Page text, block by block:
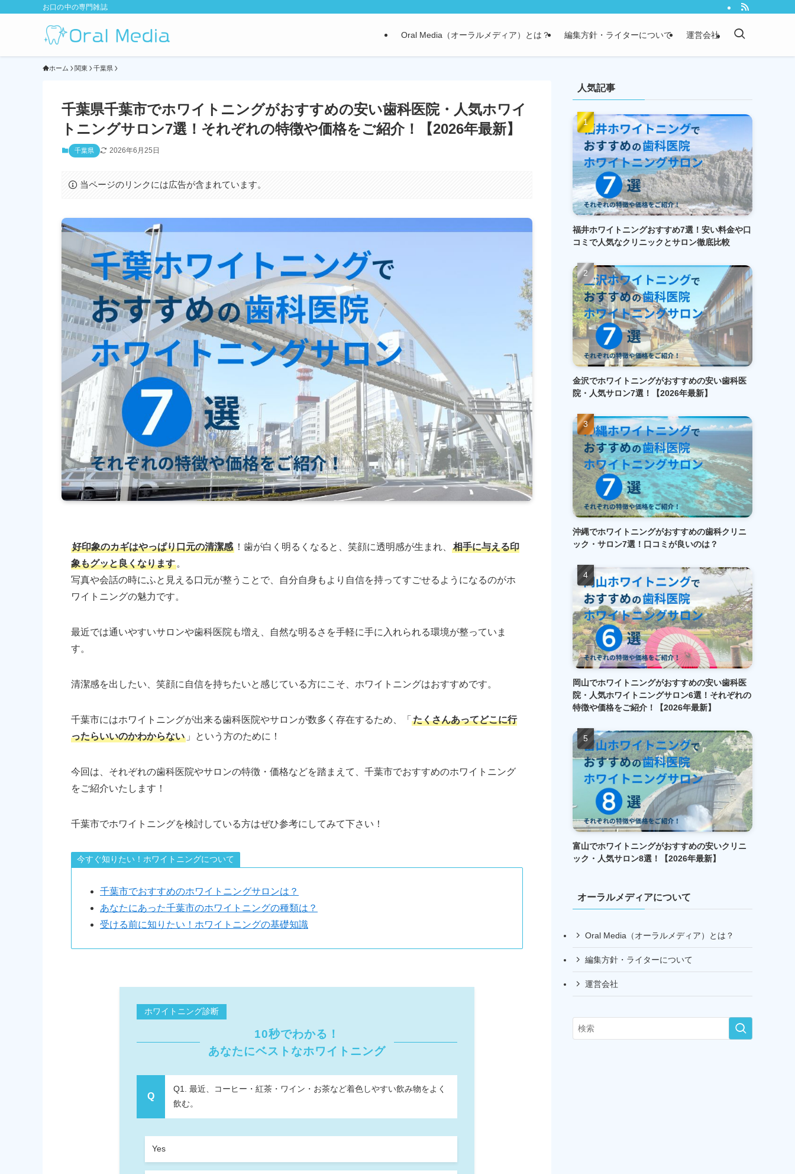
お口の中の専門雑誌
Oral Media（オーラルメディア）とは？ 編集方針・ライターについて 運営会社
ホーム 関東 千葉県
千葉県千葉市でホワイトニングがおすすめの安い歯科医院・人気ホワイ
トニングサロン7選！それぞれの特徴や価格をご紹介！【2026年最新】
千葉県 2026年6月25日
当ページのリンクには広告が含まれています。
好印象のカギはやっぱり口元の清潔感 ！歯が白く明るくなると、笑顔に透明感が生まれ、
相手に与える印
象もグッと良くなります 。
写真や会話の時にふと見える口元が整うことで、自分自身もより自信を持ってすごせるようになるのがホ
ワイトニングの魅力です。
最近では通いやすいサロンや歯科医院も増え、自然な明るさを手軽に手に入れられる環境が整っていま
す。
清潔感を出したい、笑顔に自信を持ちたいと感じている方にこそ、ホワイトニングはおすすめです。
千葉市にはホワイトニングが出来る歯科医院やサロンが数多く存在するため、「 たくさんあってどこに行
ったらいいのかわからない 」という方のために！
今回は、それぞれの歯科医院やサロンの特徴・価格などを踏まえて、千葉市でおすすめのホワイトニング
をご紹介いたします！
千葉市でホワイトニングを検討している方はぜひ参考にしてみて下さい！
今すぐ知りたい！ホワイトニングについて
千葉市でおすすめのホワイトニングサロンは？
あなたにあった千葉市のホワイトニングの種類は？
受ける前に知りたい！ホワイトニングの基礎知識
ホワイトニング診断
10秒でわかる！
あなたにベストなホワイトニング
Q1. 最近、コーヒー・紅茶・ワイン・お茶など着色しやすい飲み物をよく
飲む。
Yes
人気記事
福井ホワイトニングおすすめ7選！安い料金や口
コミで人気なクリニックとサロン徹底比較
金沢でホワイトニングがおすすめの安い歯科医
院・人気サロン7選！【2026年最新】
沖縄でホワイトニングがおすすめの歯科クリニ
ック・サロン7選！口コミが良いのは？
岡山でホワイトニングがおすすめの安い歯科医
院・人気ホワイトニングサロン6選！それぞれの
特徴や価格をご紹介！【2026年最新】
富山でホワイトニングがおすすめの安いクリニ
ック・人気サロン8選！【2026年最新】
オーラルメディアについて
Oral Media（オーラルメディア）とは？
編集方針・ライターについて
運営会社